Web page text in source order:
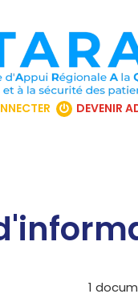
DEVENIR
1